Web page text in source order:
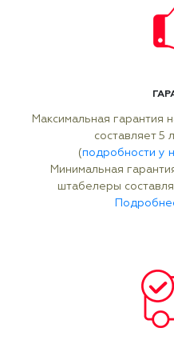
Максимальная гарантия
составляет 5
(подробности у
Минимальная
штабелеры